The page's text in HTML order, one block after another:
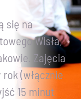
się na
Wisła,
Zajęcia
(włącznie
15 minut